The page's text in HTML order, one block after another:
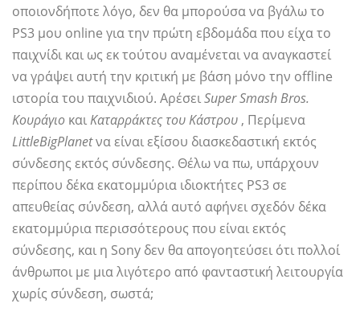
οποιονδήποτε λόγο, δεν θα μπορούσα να βγάλω το
PS3 μου online για την πρώτη εβδομάδα που είχα το
παιχνίδι και ως εκ τούτου αναμένεται να αναγκαστεί
να γράψει αυτή την κριτική με βάση μόνο την offline
ιστορία του παιχνιδιού. ΑρέσειSuper Smash Bros.
Κουράγιο καιΚαταρράκτες του Κάστρου , Περίμενα
LittleBigPlanetνα είναι εξίσου διασκεδαστική εκτός
σύνδεσης εκτός σύνδεσης. Θέλω να πω, υπάρχουν
περίπου δέκα εκατομμύρια ιδιοκτήτες PS3 σε
απευθείας σύνδεση, αλλά αυτό αφήνει σχεδόν δέκα
εκατομμύρια περισσότερους που είναι εκτός
σύνδεσης, και η Sony δεν θα απογοητεύσει ότι πολλοί
άνθρωποι με μια λιγότερο από φανταστική λειτουργία
χωρίς σύνδεση, σωστά;